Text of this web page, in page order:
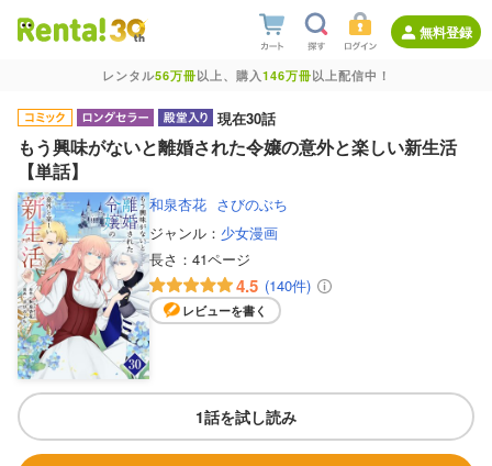
無料登録
レンタル56万冊以上、購入146万冊以上配信中！
現在30話
もう興味がないと離婚された令嬢の意外と楽しい新生活
【単話】
和泉杏花 さびのぶち
ジャンル： 少女漫画
長さ： 41ページ
4.5 (140件)
レビューを書く
1話を試し読み